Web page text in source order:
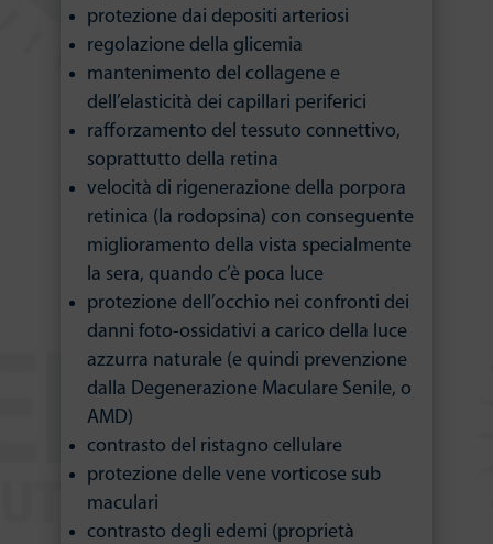
protezione dai depositi arteriosi
regolazione della glicemia
mantenimento del collagene e
dell’elasticità dei capillari periferici
rafforzamento del tessuto connettivo,
soprattutto della retina
velocità di rigenerazione della porpora
retinica (la rodopsina) con conseguente
miglioramento della vista specialmente
la sera, quando c’è poca luce
protezione dell’occhio nei confronti dei
danni foto-ossidativi a carico della luce
azzurra naturale (e quindi prevenzione
dalla Degenerazione Maculare Senile, o
AMD)
contrasto del ristagno cellulare
protezione delle vene vorticose sub
maculari
contrasto degli edemi (proprietà